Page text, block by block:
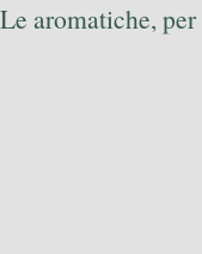
aromatiche,